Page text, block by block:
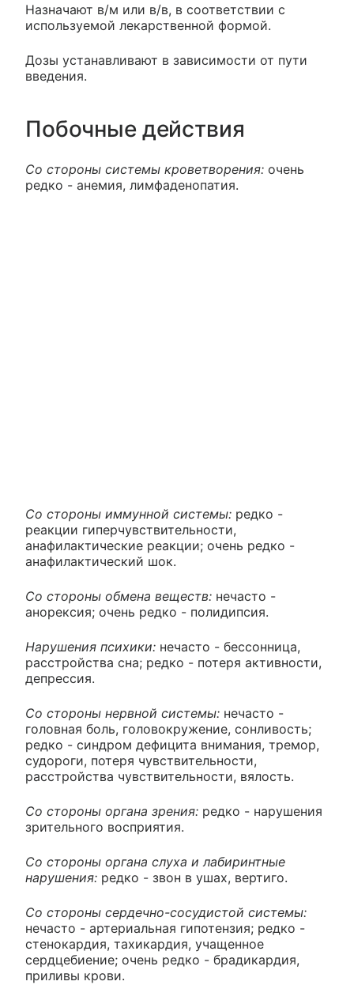
Назначают в/м или в/в, в соответствии с
используемой лекарственной формой.
Дозы устанавливают в зависимости от пути
введения.
Побочные действия
Со стороны системы кроветворения: очень
редко - анемия, лимфаденопатия.
Со стороны иммунной системы: редко -
реакции гиперчувствительности,
анафилактические реакции; очень редко -
анафилактический шок.
Со стороны обмена веществ: нечасто -
анорексия; очень редко - полидипсия.
Нарушения психики: нечасто - бессонница,
расстройства сна; редко - потеря активности,
депрессия.
Со стороны нервной системы: нечасто -
головная боль, головокружение, сонливость;
редко - синдром дефицита внимания, тремор,
судороги, потеря чувствительности,
расстройства чувствительности, вялость.
Со стороны органа зрения: редко - нарушения
зрительного восприятия.
Со стороны органа слуха и лабиринтные
нарушения: редко - звон в ушах, вертиго.
Со стороны сердечно-сосудистой системы:
нечасто - артериальная гипотензия; редко -
стенокардия, тахикардия, учащенное
сердцебиение; очень редко - брадикардия,
приливы крови.